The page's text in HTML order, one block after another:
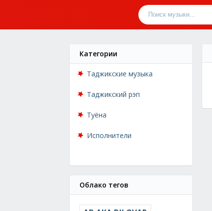
Категории
Таджикские музыка
Таджикский рэп
Туёна
Исполнители
Облако тегов